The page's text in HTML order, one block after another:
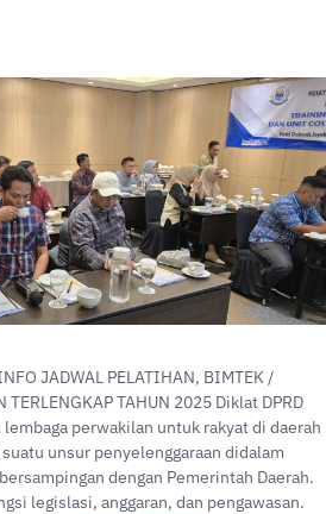
JADWAL PELATIHAN, BIMTEK /
TERLENGKAP TAHUN 2025 Diklat DPRD
perwakilan untuk rakyat di daerah
unsur penyelenggaraan didalam
dengan Pemerintah Daerah.
legislasi, anggaran, dan pengawasan.